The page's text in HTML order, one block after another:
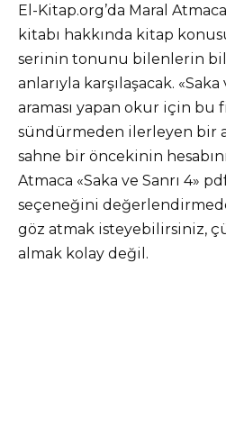
El-Kitap.org’da Maral
kitabı hakkında kitap
serinin tonunu bilenlerin bile
anlarıyla karşılaşacak.
araması yapan okur için bu
sündürmeden ilerleyen bir
sahne bir öncekinin
Atmaca «Saka ve Sanrı 4»
seçeneğini
göz atmak isteyebilirsiniz,
almak kolay değil.